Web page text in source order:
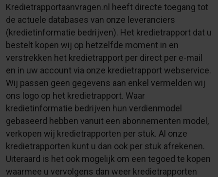
Kredietrapportaanvragen.nl heeft directe toegang tot
de actuele databases van onze leveranciers
(kredietinformatie bedrijven). Het kredietrapport dat u
bestelt kopen wij op hetzelfde moment in en
verstrekken het kredietrapport per direct per e-mail
en in uw account via onze kredietrapport webservice.
Wij passen geen gegevens aan enkel vermelden wij
ons logo op het kredietrapport. Waar
kredietinformatie bedrijven hun verdienmodel
gebaseerd hebben vanuit een abonnementen model,
verkopen wij kredietrapporten per stuk. Al onze
kredietrapporten kunt u dan ook per stuk afrekenen.
Uiteraard is het ook mogelijk om een tegoed te kopen
waarmee u vervolgens dan weer kredietrapporten